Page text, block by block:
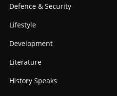
Defence & Security
Lifestyle
Development
Literature
History Speaks